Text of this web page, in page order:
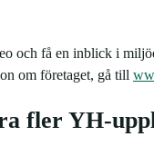
och få en inblick i
om företaget, gå till
fler YH-